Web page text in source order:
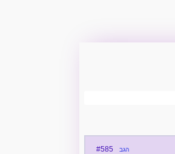
#585 הגב